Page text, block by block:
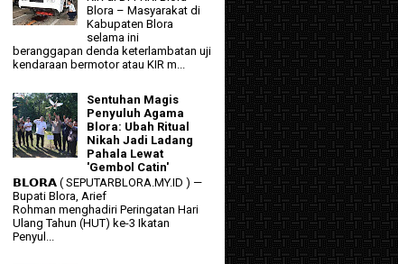
Blora – Masyarakat di
Kabupaten Blora
selama ini
beranggapan denda keterlambatan uji
kendaraan bermotor atau KIR m...
Sentuhan Magis
Penyuluh Agama
Blora: Ubah Ritual
Nikah Jadi Ladang
Pahala Lewat
'Gembol Catin'
𝗕𝗟𝗢𝗥𝗔 ( SEPUTARBLORA.MY.ID ) —
Bupati Blora, Arief
Rohman menghadiri Peringatan Hari
Ulang Tahun (HUT) ke-3 Ikatan
Penyul...